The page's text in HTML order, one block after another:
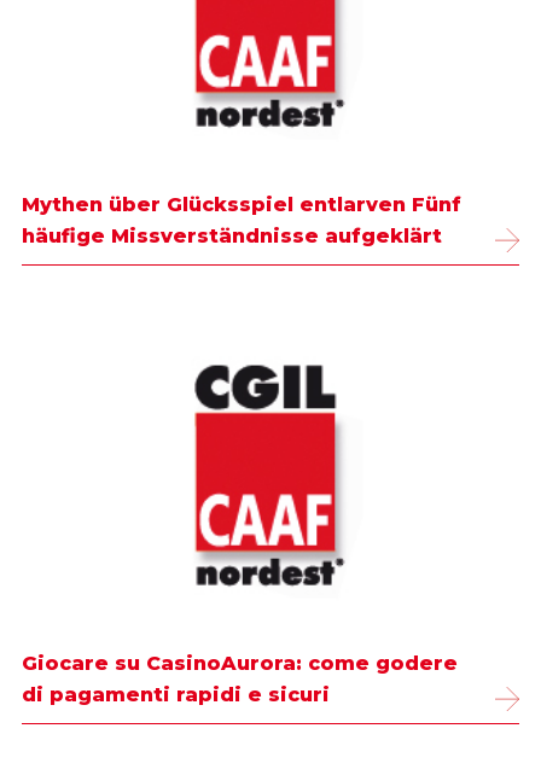
Mythen über Glücksspiel entlarven Fünf
häufige Missverständnisse aufgeklärt
Giocare su CasinoAurora: come godere
di pagamenti rapidi e sicuri